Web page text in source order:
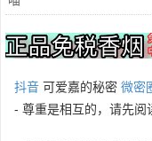
抖音 可爱嘉的秘密 微密
- 尊重是相互的，请先阅